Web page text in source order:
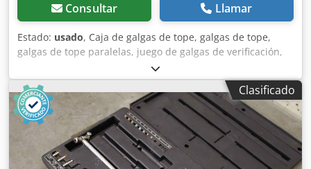
Consultar Llamar
Estado: usado, Caja de galgas de tope, galgas de tope,
galgas de tope paralelas, juego de galgas de verificación,
galgas de verificación, galga patrón. -Fabricante: Cary,
juego de galgas patrón y galgas de verificación: 3,01 - 3,49
mm Codpjg T I Nhefx An Eeha -Contenido/Dimensiones
nominales: ver fotos -Dimensiones de la caja: 135/85/60
mm (alto) -Peso: 0,3 kg
Clasificado